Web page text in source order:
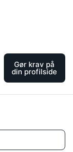
Gør krav på
din profilside